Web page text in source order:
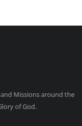
Missions around the
of God.